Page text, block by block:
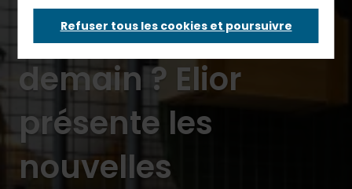
d’entreprises
demain ? Elior
présente les
nouvelles
Refuser tous les cookies et poursuivre